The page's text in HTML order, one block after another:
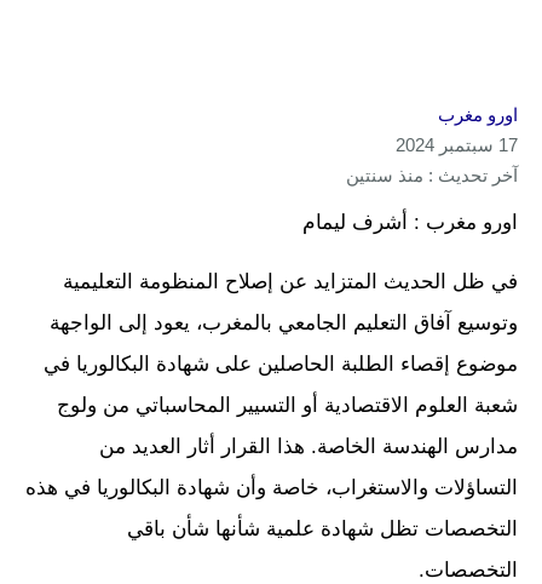
اورو مغرب
17 سبتمبر 2024
آخر تحديث : منذ سنتين
اورو مغرب : أشرف ليمام
في ظل الحديث المتزايد عن إصلاح المنظومة التعليمية
وتوسيع آفاق التعليم الجامعي بالمغرب، يعود إلى الواجهة
موضوع إقصاء الطلبة الحاصلين على شهادة البكالوريا في
شعبة العلوم الاقتصادية أو التسيير المحاسباتي من ولوج
مدارس الهندسة الخاصة. هذا القرار أثار العديد من
التساؤلات والاستغراب، خاصة وأن شهادة البكالوريا في هذه
التخصصات تظل شهادة علمية شأنها شأن باقي
التخصصات.